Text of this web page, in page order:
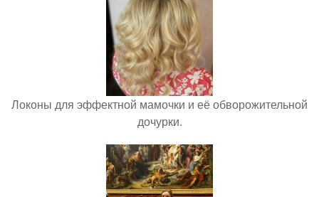
Локоны для эффектной мамочки и её обворожительной
дочурки.